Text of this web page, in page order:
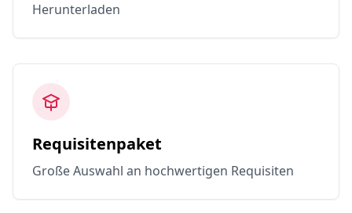
Herunterladen
Requisitenpaket
Große Auswahl an hochwertigen Requisiten